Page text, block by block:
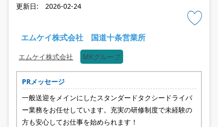
更新日: 2026-02-24
エムケイ株式会社 国道十条営業所
エムケイ株式会社 MKグループ
PRメッセージ
一般送迎をメインにしたスタンダードタクシードライバ
ー業務をお任せしています。充実の研修制度で未経験の
方も安心してお仕事を始められます！